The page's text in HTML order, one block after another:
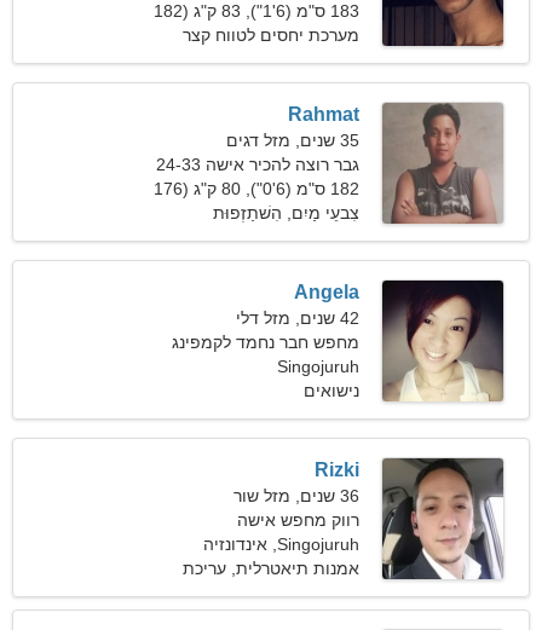
183 ס"מ (6'1"), 83 ק"ג (182
פאונד)
מערכת יחסים לטווח קצר
Rahmat
35 שנים, מזל דגים
גבר רוצה להכיר אישה 24-33
182 ס"מ (6'0"), 80 ק"ג (176
פאונד)
צִבעֵי מַיִם, הִשׁתַזְפוּת
Angela
42 שנים, מזל דלי
מחפש חבר נחמד לקמפינג
Singojuruh
נישואים
Rizki
36 שנים, מזל שור
רווק מחפש אישה
Singojuruh, אינדונזיה
אמנות תיאטרלית, עריכת
וידאו